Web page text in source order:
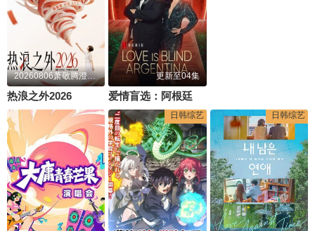
20260806萧敬腾澄清造谣落泪
热浪之外2026
更新至04集
日韩综艺 日韩综艺